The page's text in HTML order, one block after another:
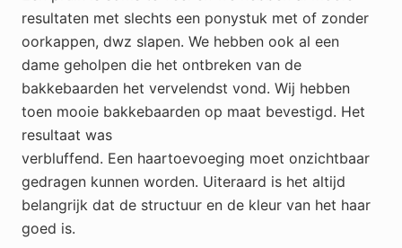
resultaten met slechts een ponystuk met of zonder
oorkappen, dwz slapen. We hebben ook al een
dame geholpen die het ontbreken van de
bakkebaarden het vervelendst vond. Wij hebben
toen mooie bakkebaarden op maat bevestigd. Het
resultaat was
verbluffend. Een haartoevoeging moet onzichtbaar
gedragen kunnen worden. Uiteraard is het altijd
belangrijk dat de structuur en de kleur van het haar
goed is.